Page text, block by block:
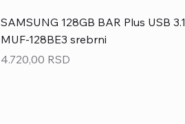
SAMSUNG 128GB BAR Plus USB 3.1
MUF-128BE3 srebrni
Price
4.720,00 RSD